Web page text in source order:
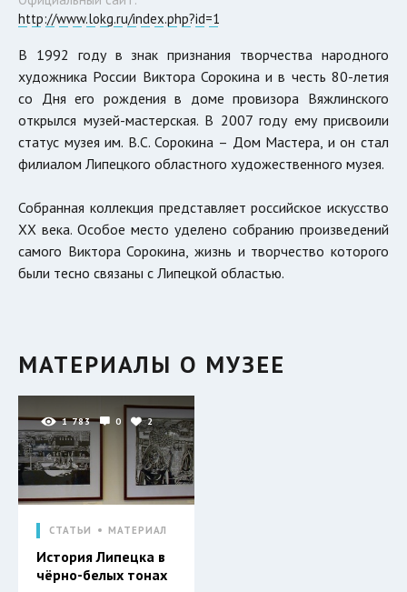
http://www.lokg.ru/index.php?id=1
В 1992 году в знак признания творчества народного
художника России Виктора Сорокина и в честь 80-летия
со Дня его рождения в доме провизора Вяжлинского
открылся музей-мастерская. В 2007 году ему присвоили
статус музея им. В.С. Сорокина – Дом Мастера, и он стал
филиалом Липецкого областного художественного музея.
Собранная коллекция представляет российское искусство
XX века. Особое место уделено собранию произведений
самого Виктора Сорокина, жизнь и творчество которого
были тесно связаны с Липецкой областью.
МАТЕРИАЛЫ О МУЗЕЕ
1 783 0 2
СТАТЬИ МАТЕРИАЛ
История Липецка в
чёрно-белых тонах